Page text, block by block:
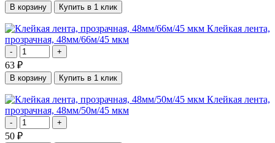
В корзину Купить в 1 клик
Клейкая лента,
прозрачная, 48мм/66м/45 мкм
- +
63 ₽
В корзину Купить в 1 клик
Клейкая лента,
прозрачная, 48мм/50м/45 мкм
- +
50 ₽